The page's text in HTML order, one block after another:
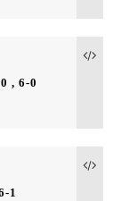
, 6-0
1